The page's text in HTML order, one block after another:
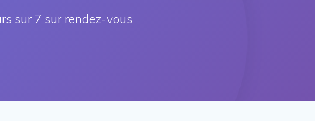
sur 7 sur rendez-vous